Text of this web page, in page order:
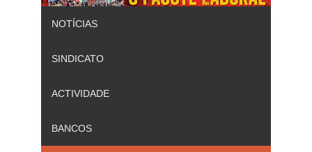
NOTÍCIAS
SINDICATO
ACTIVIDADE
BANCOS